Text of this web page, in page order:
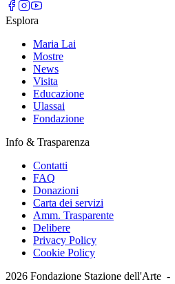
Esplora
Maria Lai
Mostre
News
Visita
Educazione
Ulassai
Fondazione
Info & Trasparenza
Contatti
FAQ
Donazioni
Carta dei servizi
Amm. Trasparente
Delibere
Privacy Policy
Cookie Policy
2026 Fondazione Stazione dell'Arte -